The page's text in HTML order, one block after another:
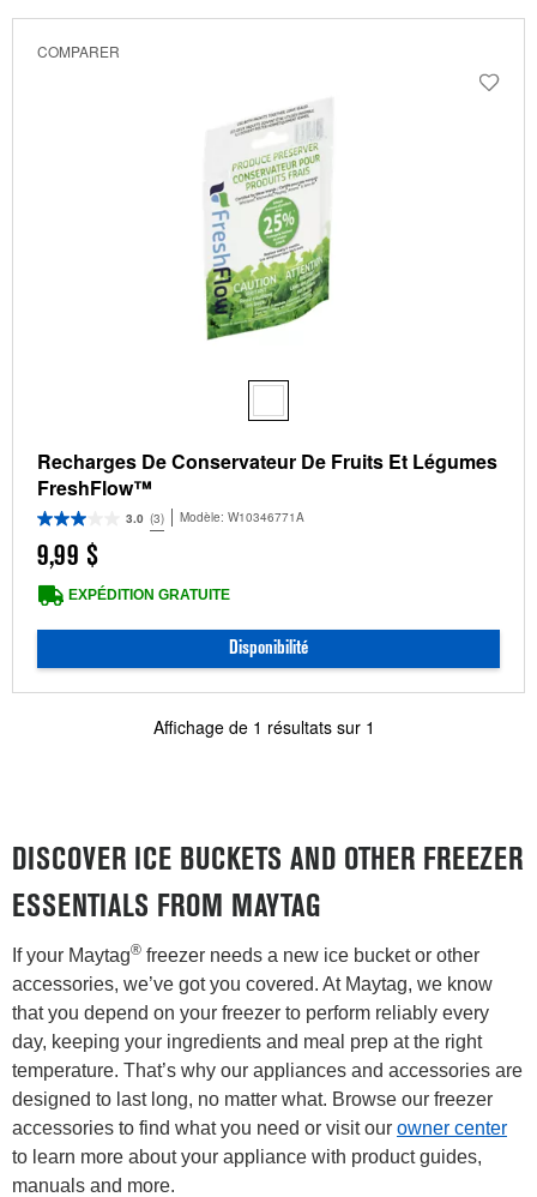
been
the
content
COMPARER
Recharges De Conservateur De Fruits Et Légumes
FreshFlow™
3.0 (3) Modèle: W10346771A
9,99 $
EXPÉDITION GRATUITE
Disponibilité
Affichage de 1 résultats sur 1
DISCOVER ICE BUCKETS AND OTHER FREEZER
ESSENTIALS FROM MAYTAG
If your Maytag® freezer needs a new ice bucket or other
accessories, we’ve got you covered. At Maytag, we know
that you depend on your freezer to perform reliably every
day, keeping your ingredients and meal prep at the right
temperature. That’s why our appliances and accessories are
designed to last long, no matter what. Browse our freezer
accessories to find what you need or visit our owner center
to learn more about your appliance with product guides,
manuals and more.